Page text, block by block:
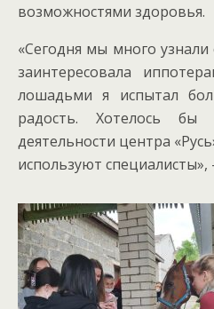
возможностями здоровья.
«Сегодня мы много
заинтересовала
лошадьми я испытал
радость. Хотелось
деятельности центра
используют специалисты»,